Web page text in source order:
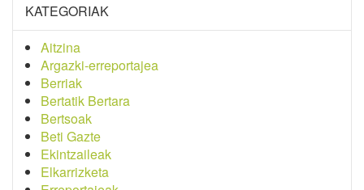
KATEGORIAK
Aitzina
Argazki-erreportajea
Berriak
Bertatik Bertara
Bertsoak
Beti Gazte
Ekintzaileak
Elkarrizketa